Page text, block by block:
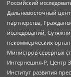
Российский
Дальневосточный
партнерства,
исследований,
некоммерческих
Министров северных
Интернешнл-Р, Центр
Институт развития